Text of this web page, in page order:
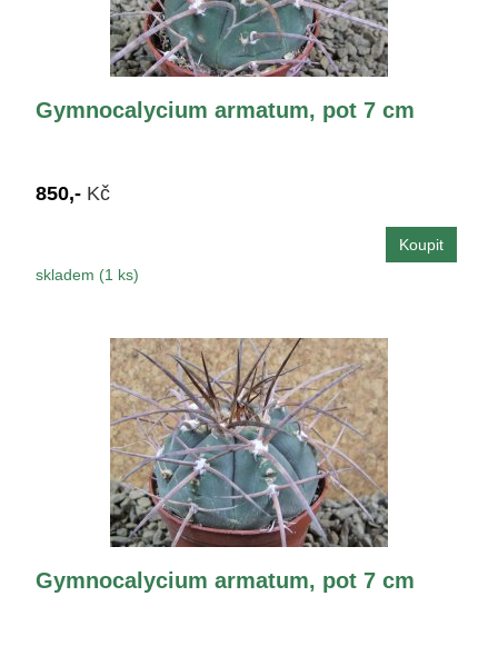
Gymnocalycium armatum, pot 7 cm
850,- Kč
skladem (1 ks)
Gymnocalycium armatum, pot 7 cm